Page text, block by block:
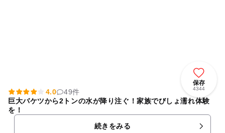
保存
4344
4.0
49件
巨大バケツから2トンの水が降り注ぐ！家族でびしょ濡れ体験
を！
続きをみる